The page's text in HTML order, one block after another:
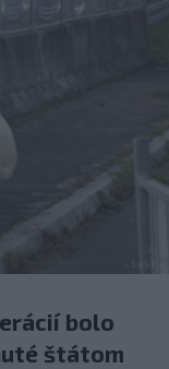
bolo
štátom